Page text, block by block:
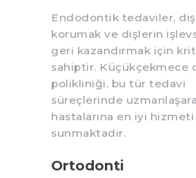
Endodontik tedaviler, diş
korumak ve dişlerin
geri kazandırmak için
sahiptir. Küçükçekmece
polikliniği, bu tür tedavi
süreçlerinde
hastalarına en iyi hizmeti
sunmaktadır.
Ortodonti